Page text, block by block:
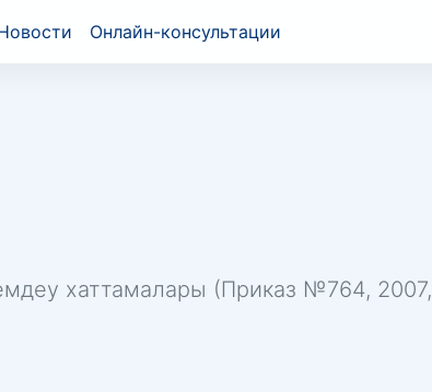
Онлайн-консультации
хаттамалары (Приказ №764,